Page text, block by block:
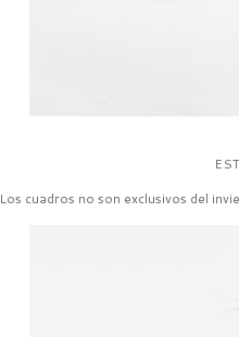
Los cuadros no son exclusivos del